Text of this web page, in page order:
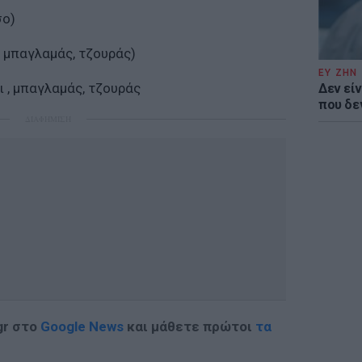
ΕΥ ΖΗΝ
Δεν
που
τζουράς)
, μπαγλαμάς, τζουράς
στο Google News και μάθετε πρώτοι τα